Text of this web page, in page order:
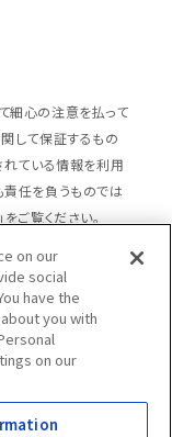
細心の注意を払って
して保証するもの
れている情報を利用
任を負うものでは
ご覧ください。
用規定
アポリシー
ビリティ対応
on our
social
have the
you with
on our